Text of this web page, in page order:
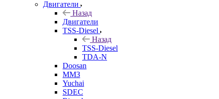
Двигатели
Назад
Двигатели
TSS-Diesel
Назад
TSS-Diesel
TDA-N
Doosan
ММЗ
Yuchai
SDEC